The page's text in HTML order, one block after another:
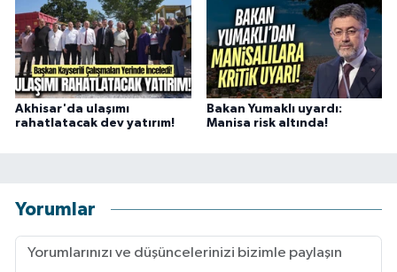
Akhisar'da ulaşımı
rahatlatacak dev yatırım!
Bakan Yumaklı uyardı:
Manisa risk altında!
Yorumlar